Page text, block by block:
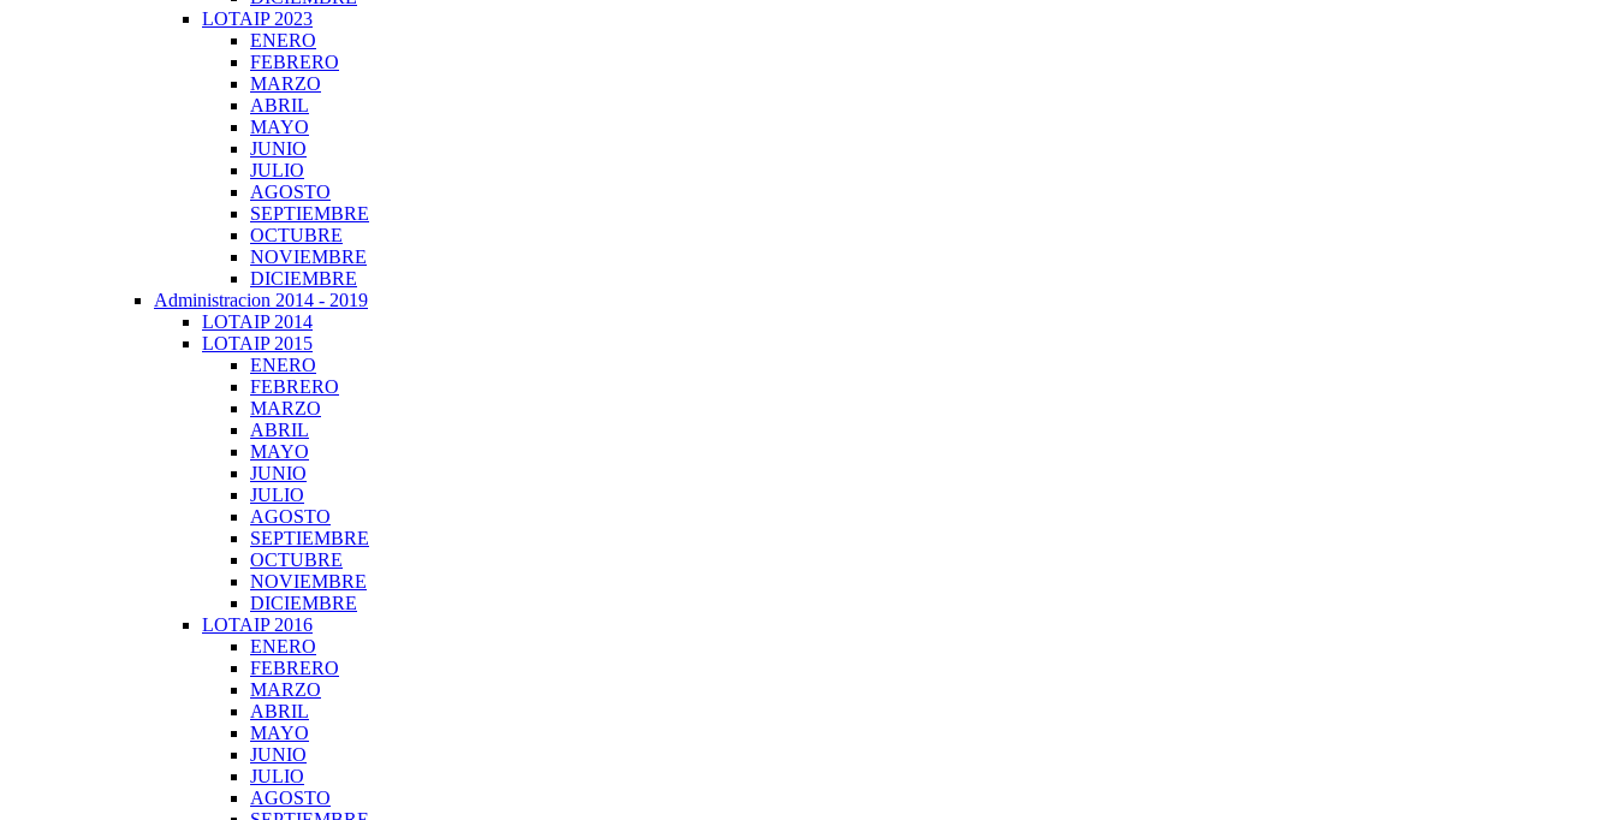
LOTAIP 2023
ENERO
FEBRERO
MARZO
ABRIL
MAYO
JUNIO
JULIO
AGOSTO
SEPTIEMBRE
OCTUBRE
NOVIEMBRE
DICIEMBRE
Administracion 2014 - 2019
LOTAIP 2014
LOTAIP 2015
ENERO
FEBRERO
MARZO
ABRIL
MAYO
JUNIO
JULIO
AGOSTO
SEPTIEMBRE
OCTUBRE
NOVIEMBRE
DICIEMBRE
LOTAIP 2016
ENERO
FEBRERO
MARZO
ABRIL
MAYO
JUNIO
JULIO
AGOSTO